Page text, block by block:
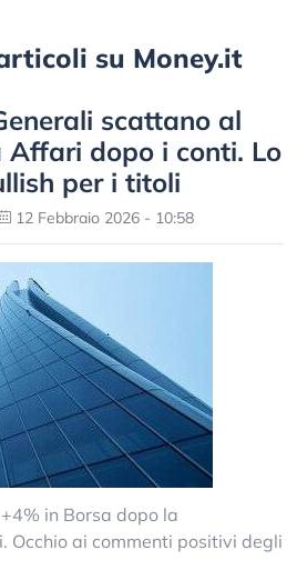
su Money.it
scattano al
Affari dopo i conti. Lo
per i titoli
12 Febbraio 2026 - 10:58
in Borsa dopo la
Occhio ai commenti positivi degli